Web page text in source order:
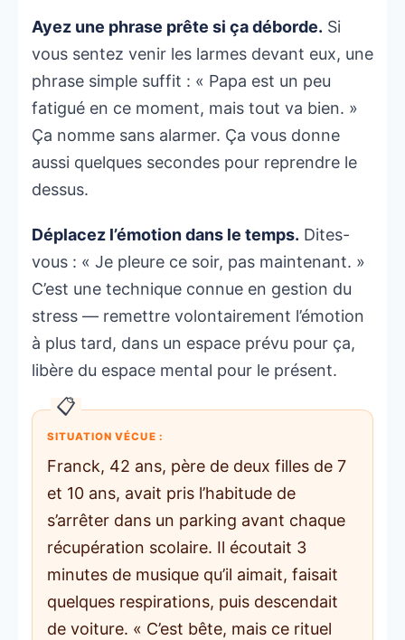
Ayez une phrase prête si ça déborde. Si
vous sentez venir les larmes devant eux, une
phrase simple suffit : « Papa est un peu
fatigué en ce moment, mais tout va bien. »
Ça nomme sans alarmer. Ça vous donne
aussi quelques secondes pour reprendre le
dessus.
Déplacez l’émotion dans le temps. Dites-
vous : « Je pleure ce soir, pas maintenant. »
C’est une technique connue en gestion du
stress — remettre volontairement l’émotion
à plus tard, dans un espace prévu pour ça,
libère du espace mental pour le présent.
SITUATION VÉCUE :
Franck, 42 ans, père de deux filles de 7
et 10 ans, avait pris l’habitude de
s’arrêter dans un parking avant chaque
récupération scolaire. Il écoutait 3
minutes de musique qu’il aimait, faisait
quelques respirations, puis descendait
de voiture. « C’est bête, mais ce rituel